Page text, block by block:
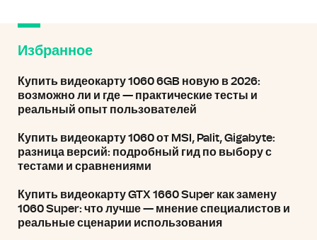
Избранное
Купить видеокарту 1060 6GB новую в 2026:
возможно ли и где — практические тесты и
реальный опыт пользователей
Купить видеокарту 1060 от MSI, Palit, Gigabyte:
разница версий: подробный гид по выбору с
тестами и сравнениями
Купить видеокарту GTX 1660 Super как замену
1060 Super: что лучше — мнение специалистов и
реальные сценарии использования